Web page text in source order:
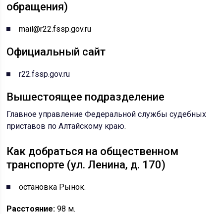
обращения)
mail@r22.fssp.gov.ru
Официальный сайт
r22.fssp.gov.ru
Вышестоящее подразделение
Главное управление Федеральной службы судебных
приставов по Алтайскому краю.
Как добраться на общественном
транспорте (ул. Ленина, д. 170)
остановка Рынок.
Расстояние:98 м.